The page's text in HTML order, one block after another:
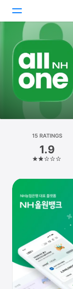
Games
Apps
Platform
iPhone
iPad
Mac
Vision
15 RATINGS
1.9